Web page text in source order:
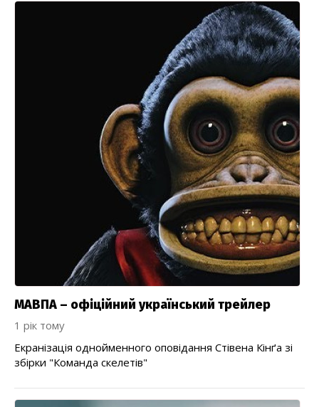
МАВПА – офіційний український трейлер
1 рік тому
Екранізація однойменного оповідання Стівена Кінґа зі
збірки "Команда скелетів"